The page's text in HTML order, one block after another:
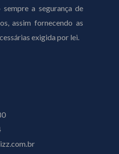
sempre a segurança de
assim fornecendo as
exigida por lei.